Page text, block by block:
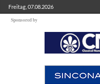
Freitag, 07.08.2026
Sponsored by